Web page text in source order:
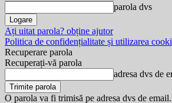
parola dvs
Ați uitat parola? obține ajutor
Politica de confidențialitate și utilizarea
Recuperare parola
Recuperați-vă parola
adresa dvs de
O parola va fi trimisă pe adresa dvs de email.